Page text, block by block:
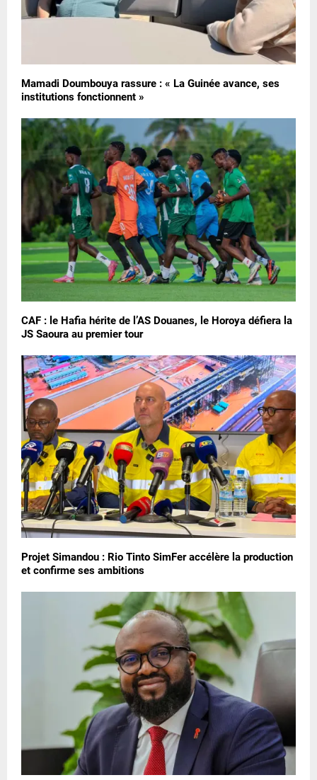
Mamadi Doumbouya rassure : « La Guinée avance, ses
institutions fonctionnent »
CAF : le Hafia hérite de l’AS Douanes, le Horoya défiera la
JS Saoura au premier tour
Projet Simandou : Rio Tinto SimFer accélère la production
et confirme ses ambitions